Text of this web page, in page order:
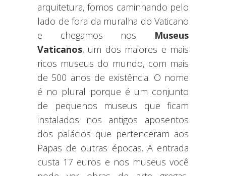
arquitetura, fomos caminhando pelo
lado de fora da muralha do Vaticano
e chegamos nos Museus
Vaticanos, um dos maiores e mais
ricos museus do mundo, com mais
de 500 anos de existência. O nome
é no plural porque é um conjunto
de pequenos museus que ficam
instalados nos antigos aposentos
dos palácios que pertenceram aos
Papas de outras épocas. A entrada
custa 17 euros e nos museus você